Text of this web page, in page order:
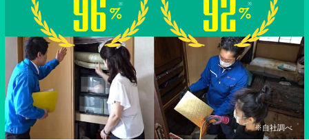
※自社調べ